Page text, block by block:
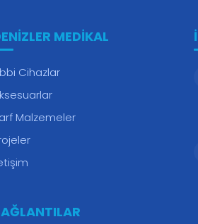
MEDIKAL
Cihazlar
Malzemeler